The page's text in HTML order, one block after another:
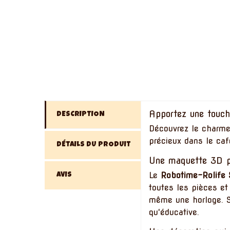
DESCRIPTION
DÉTAILS DU PRODUIT
AVIS
Apportez une
Découvrez le
précieux dans le
Une maquette 3D
Le Robotime-Rolife
toutes les pièces et
même une horloge.
qu'éducative.